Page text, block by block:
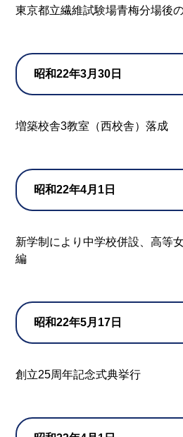
東京都立繊維試験場青梅分場後
昭和22年3月30日
増築校舎3教室（西校舎）落成
昭和22年4月1日
新学制により中学校併設、高等
編
昭和22年5月17日
創立25周年記念式典挙行